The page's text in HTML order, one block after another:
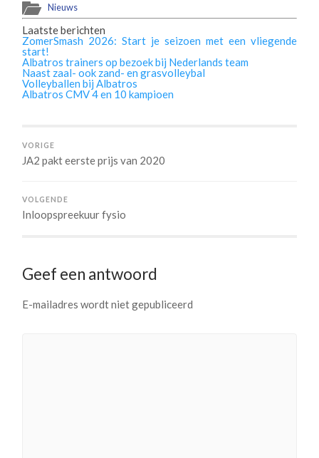
Nieuws
Laatste berichten
ZomerSmash 2026: Start je seizoen met een vliegende
start!
Albatros trainers op bezoek bij Nederlands team
Naast zaal- ook zand- en grasvolleybal
Volleyballen bij Albatros
Albatros CMV 4 en 10 kampioen
VORIGE
JA2 pakt eerste prijs van 2020
VOLGENDE
Inloopspreekuur fysio
Geef een antwoord
E-mailadres wordt niet gepubliceerd